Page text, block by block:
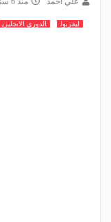
ليفربول الدوري الانجليزي